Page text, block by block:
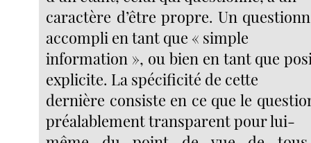
caractère d’être propre. Un
accompli en tant que « simple
information », ou bien en tant que
explicite. La spécificité de cette
dernière consiste en ce que le
préalablement transparent pour lui-